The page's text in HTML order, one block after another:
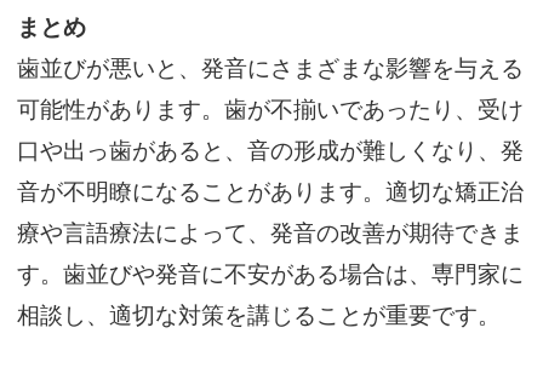
まとめ
歯並びが悪いと、発音にさまざまな影響を与える
可能性があります。歯が不揃いであったり、受け
口や出っ歯があると、音の形成が難しくなり、発
音が不明瞭になることがあります。適切な矯正治
療や言語療法によって、発音の改善が期待できま
す。歯並びや発音に不安がある場合は、専門家に
相談し、適切な対策を講じることが重要です。